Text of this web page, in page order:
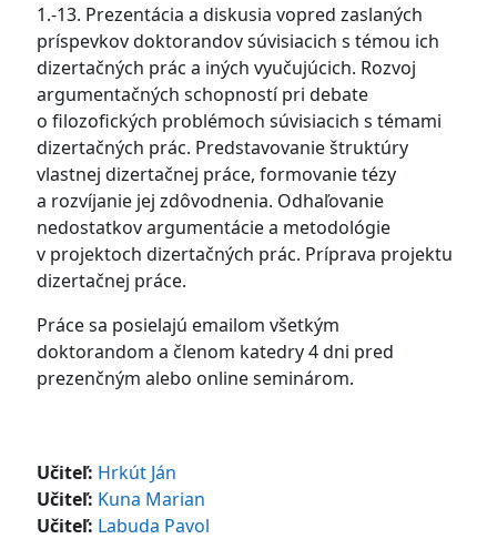
1.-13. Prezentácia a diskusia vopred zaslaných
príspevkov doktorandov súvisiacich s témou ich
dizertačných prác a iných vyučujúcich. Rozvoj
argumentačných schopností pri debate
o filozofických problémoch súvisiacich s témami
dizertačných prác. Predstavovanie štruktúry
vlastnej dizertačnej práce, formovanie tézy
a rozvíjanie jej zdôvodnenia. Odhaľovanie
nedostatkov argumentácie a metodológie
v projektoch dizertačných prác. Príprava projektu
dizertačnej práce.
Práce sa posielajú emailom všetkým
doktorandom a členom katedry 4 dni pred
prezenčným alebo online seminárom.
Učiteľ: Hrkút Ján
Učiteľ: Kuna Marian
Učiteľ: Labuda Pavol